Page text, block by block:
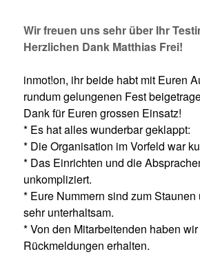
Wir freuen uns sehr über Ihr
Herzlichen Dank Matthias Frei!
inmot!on, ihr beide habt mit Euren
rundum gelungenen Fest
Dank für Euren grossen Einsatz!
* Es hat alles wunderbar geklappt:
* Die Organisation im Vorfeld war
* Das Einrichten und die
unkompliziert.
* Eure Nummern sind zum
sehr unterhaltsam.
* Von den Mitarbeitenden haben
Rückmeldungen erhalten.